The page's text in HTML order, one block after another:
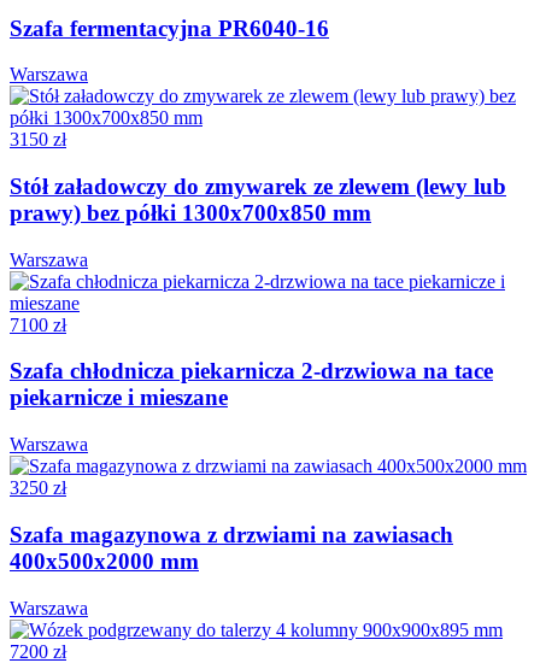
Szafa fermentacyjna PR6040-16
Warszawa
3150 zł
Stół załadowczy do zmywarek ze zlewem (lewy lub
prawy) bez półki 1300x700x850 mm
Warszawa
7100 zł
Szafa chłodnicza piekarnicza 2-drzwiowa na tace
piekarnicze i mieszane
Warszawa
3250 zł
Szafa magazynowa z drzwiami na zawiasach
400x500x2000 mm
Warszawa
7200 zł